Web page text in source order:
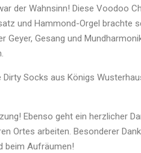
der Wahnsinn! Diese Voodoo
und Hammond-Orgel brachte
Gesang und
Socks aus Königs
Ebenso geht ein herzlicher
Ortes arbeiten. Besonderer
beim Aufräumen!